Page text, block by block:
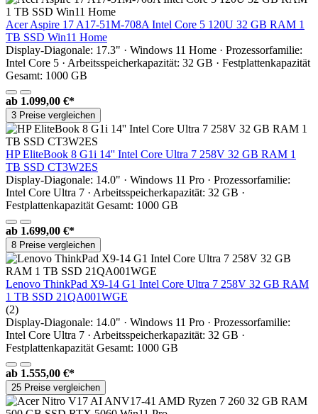
Acer Aspire 17 A17-51M-708A Intel Core 5 120U 32 GB RAM 1
TB SSD Win11 Home
Display-Diagonale: 17.3" · Windows 11 Home · Prozessorfamilie:
Intel Core 5 · Arbeitsspeicherkapazität: 32 GB · Festplattenkapazität
Gesamt: 1000 GB
ab 1.099,00 €*
3 Preise vergleichen
HP EliteBook 8 G1i 14'' Intel Core Ultra 7 258V 32 GB RAM 1
TB SSD CT3W2ES
Display-Diagonale: 14.0" · Windows 11 Pro · Prozessorfamilie:
Intel Core Ultra 7 · Arbeitsspeicherkapazität: 32 GB ·
Festplattenkapazität Gesamt: 1000 GB
ab 1.699,00 €*
8 Preise vergleichen
Lenovo ThinkPad X9-14 G1 Intel Core Ultra 7 258V 32 GB RAM
1 TB SSD 21QA001WGE
(2)
Display-Diagonale: 14.0" · Windows 11 Pro · Prozessorfamilie:
Intel Core Ultra 7 · Arbeitsspeicherkapazität: 32 GB ·
Festplattenkapazität Gesamt: 1000 GB
ab 1.555,00 €*
25 Preise vergleichen